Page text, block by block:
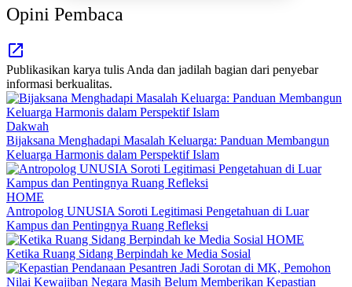
Opini Pembaca
Publikasikan karya tulis Anda dan jadilah bagian dari penyebar
informasi berkualitas.
Dakwah
Bijaksana Menghadapi Masalah Keluarga: Panduan Membangun
Keluarga Harmonis dalam Perspektif Islam
HOME
Antropolog UNUSIA Soroti Legitimasi Pengetahuan di Luar
Kampus dan Pentingnya Ruang Refleksi
HOME
Ketika Ruang Sidang Berpindah ke Media Sosial